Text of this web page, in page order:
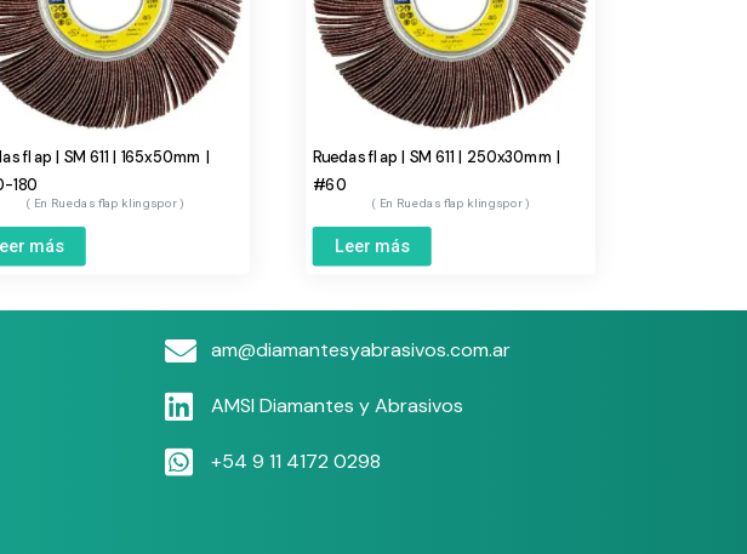
flap | SM 611 | 165x50mm |
180
Ruedas flap klingspor
más
Ruedas flap | SM 611 | 250x30mm |
#60
Ruedas flap klingspor
Leer más
am@diamantesyabrasivos.com.ar
AMSI Diamantes y Abrasivos
+54 9 11 4172 0298